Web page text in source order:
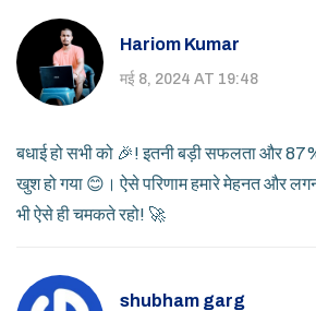
Hariom Kumar
मई 8, 2024 AT 19:48
बधाई हो सभी को 🎉! इतनी बड़ी सफलता और
खुश हो गया 😊। ऐसे परिणाम हमारे मेहनत और
भी ऐसे ही चमकते रहो! 🚀
shubham garg